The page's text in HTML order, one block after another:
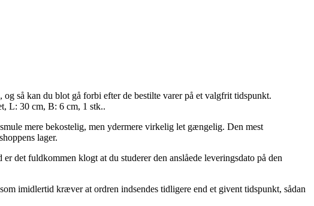
så kan du blot gå forbi efter de bestilte varer på et valgfrit tidspunkt.
L: 30 cm, B: 6 cm, 1 stk..
mere bekostelig, men ydermere virkelig let gængelig. Den mest
lager.
det fuldkommen klogt at du studerer den anslåede leveringsdato på den
imidlertid kræver at ordren indsendes tidligere end et givent tidspunkt, sådan